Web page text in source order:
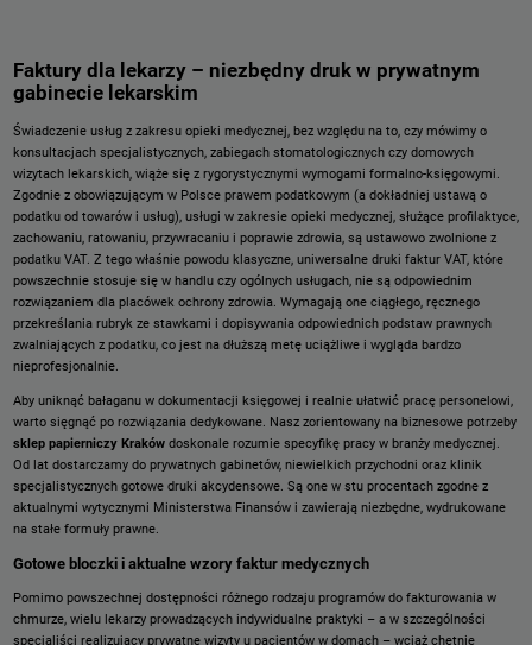
Faktury dla lekarzy – niezbędny druk w prywatnym
gabinecie lekarskim
Świadczenie usług z zakresu opieki medycznej, bez względu na to, czy mówimy o
konsultacjach specjalistycznych, zabiegach stomatologicznych czy domowych
wizytach lekarskich, wiąże się z rygorystycznymi wymogami formalno-księgowymi.
Zgodnie z obowiązującym w Polsce prawem podatkowym (a dokładniej ustawą o
podatku od towarów i usług), usługi w zakresie opieki medycznej, służące profilaktyce,
zachowaniu, ratowaniu, przywracaniu i poprawie zdrowia, są ustawowo zwolnione z
podatku VAT. Z tego właśnie powodu klasyczne, uniwersalne druki faktur VAT, które
powszechnie stosuje się w handlu czy ogólnych usługach, nie są odpowiednim
rozwiązaniem dla placówek ochrony zdrowia. Wymagają one ciągłego, ręcznego
przekreślania rubryk ze stawkami i dopisywania odpowiednich podstaw prawnych
zwalniających z podatku, co jest na dłuższą metę uciążliwe i wygląda bardzo
nieprofesjonalnie.
Aby uniknąć bałaganu w dokumentacji księgowej i realnie ułatwić pracę personelowi,
warto sięgnąć po rozwiązania dedykowane. Nasz zorientowany na biznesowe potrzeby
sklep papierniczy Kraków doskonale rozumie specyfikę pracy w branży medycznej.
Od lat dostarczamy do prywatnych gabinetów, niewielkich przychodni oraz klinik
specjalistycznych gotowe druki akcydensowe. Są one w stu procentach zgodne z
aktualnymi wytycznymi Ministerstwa Finansów i zawierają niezbędne, wydrukowane
na stałe formuły prawne.
Gotowe bloczki i aktualne wzory faktur medycznych
Pomimo powszechnej dostępności różnego rodzaju programów do fakturowania w
chmurze, wielu lekarzy prowadzących indywidualne praktyki – a w szczególności
specjaliści realizujący prywatne wizyty u pacjentów w domach – wciąż chętnie